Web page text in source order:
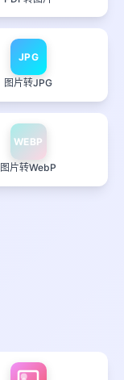
JPG
图片转JPG
WEBP
图片转WebP